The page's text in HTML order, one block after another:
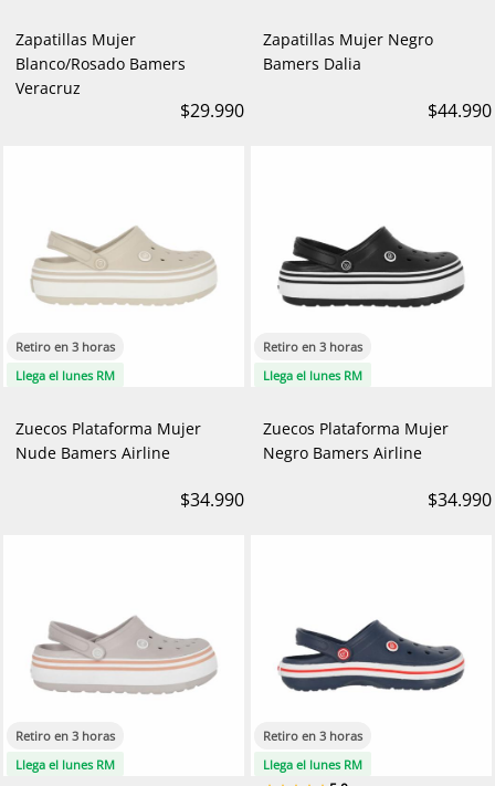
Zapatillas Mujer
Blanco/Rosado Bamers
Veracruz
$29.990
Zapatillas Mujer Negro
Bamers Dalia
$44.990
Retiro en 3 horas
Llega el lunes RM
Zuecos Plataforma Mujer
Nude Bamers Airline
$34.990
Retiro en 3 horas
Llega el lunes RM
Zuecos Plataforma Mujer
Negro Bamers Airline
$34.990
Retiro en 3 horas
Llega el lunes RM
Retiro en 3 horas
Llega el lunes RM